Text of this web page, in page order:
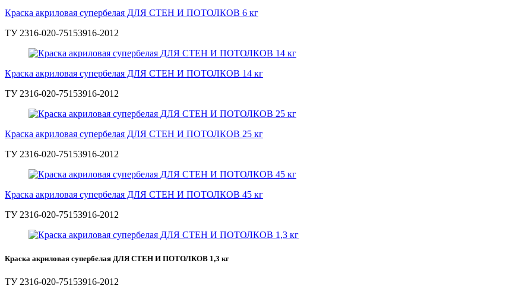
Краска акриловая супербелая ДЛЯ СТЕН И ПОТОЛКОВ 6 кг
ТУ 2316-020-75153916-2012
Краска акриловая супербелая ДЛЯ СТЕН И ПОТОЛКОВ 14 кг
ТУ 2316-020-75153916-2012
Краска акриловая супербелая ДЛЯ СТЕН И ПОТОЛКОВ 25 кг
ТУ 2316-020-75153916-2012
Краска акриловая супербелая ДЛЯ СТЕН И ПОТОЛКОВ 45 кг
ТУ 2316-020-75153916-2012
Краска акриловая супербелая ДЛЯ СТЕН И ПОТОЛКОВ 1,3 кг
ТУ 2316-020-75153916-2012